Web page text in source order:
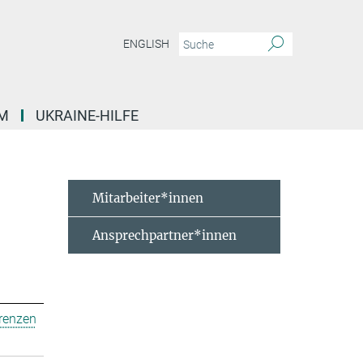
ENGLISH
UKRAINE-HILFE
Mitarbeiter*innen
Ansprechpartner*innen